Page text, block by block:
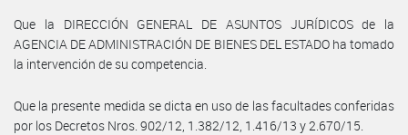
Que la DIRECCIÓN GENERAL DE ASUNTOS JURÍDICOS de la
AGENCIA DE ADMINISTRACIÓN DE BIENES DEL ESTADO ha tomado
la intervención de su competencia.
Que la presente medida se dicta en uso de las facultades conferidas
por los Decretos Nros. 902/12, 1.382/12, 1.416/13 y 2.670/15.